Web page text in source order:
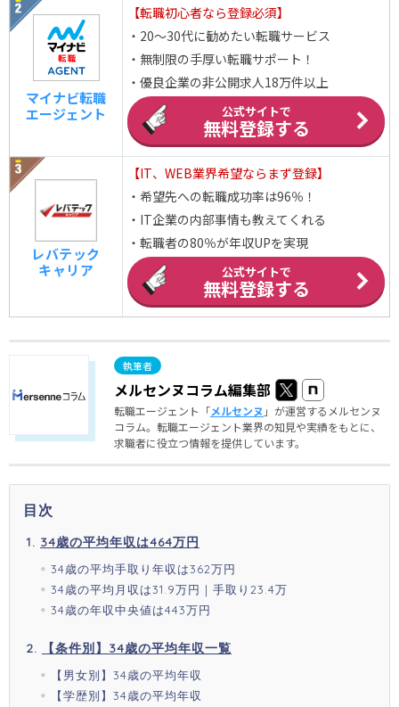
マイナビ転職
エージェント
【転職初心者なら登録必須】
・20～30代に勧めたい転職サービス
・無制限の手厚い転職サポート！
・優良企業の非公開求人18万件以上
公式サイトで
無料登録する
レバテック
キャリア
【IT、WEB業界希望ならまず登録】
・希望先への転職成功率は96％！
・IT企業の内部事情も教えてくれる
・転職者の80％が年収UPを実現
公式サイトで
無料登録する
メルセンヌコラム編集部
転職エージェント「メルセンヌ 」が運営するメルセンヌ
コラム。転職エージェント業界の知見や実績をもとに、
求職者に役立つ情報を提供しています。
目次
34歳の平均年収は464万円
34歳の平均手取り年収は362万円
34歳の平均月収は31.9万円｜手取り23.4万
34歳の年収中央値は443万円
【条件別】34歳の平均年収一覧
【男女別】34歳の平均年収
【学歴別】34歳の平均年収